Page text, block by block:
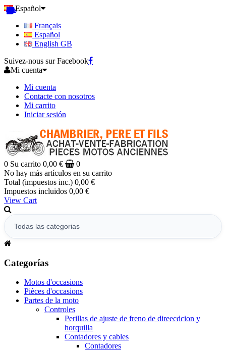
Español
Français
Español
English GB
Suivez-nous sur Facebook
Mi cuenta
Mi cuenta
Contacte con nosotros
Mi carrito
Iniciar sesión
0 Su carrito 0,00 €
0
No hay más artículos en su carrito
Total (impuestos inc.) 0,00 €
Impuestos incluidos 0,00 €
View Cart
Categorías
Motos d'occasions
Pièces d'occasions
Partes de la moto
Controles
Perillas de ajuste de freno de direecdcion y
horquilla
Contadores y cables
Contadores